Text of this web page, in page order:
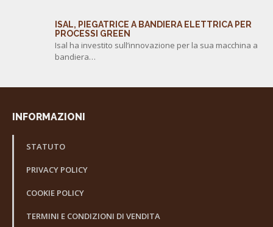
ISAL, PIEGATRICE A BANDIERA ELETTRICA PER
PROCESSI GREEN
Isal ha investito sull’innovazione per la sua macchina a
bandiera…
INFORMAZIONI
STATUTO
PRIVACY POLICY
COOKIE POLICY
TERMINI E CONDIZIONI DI VENDITA